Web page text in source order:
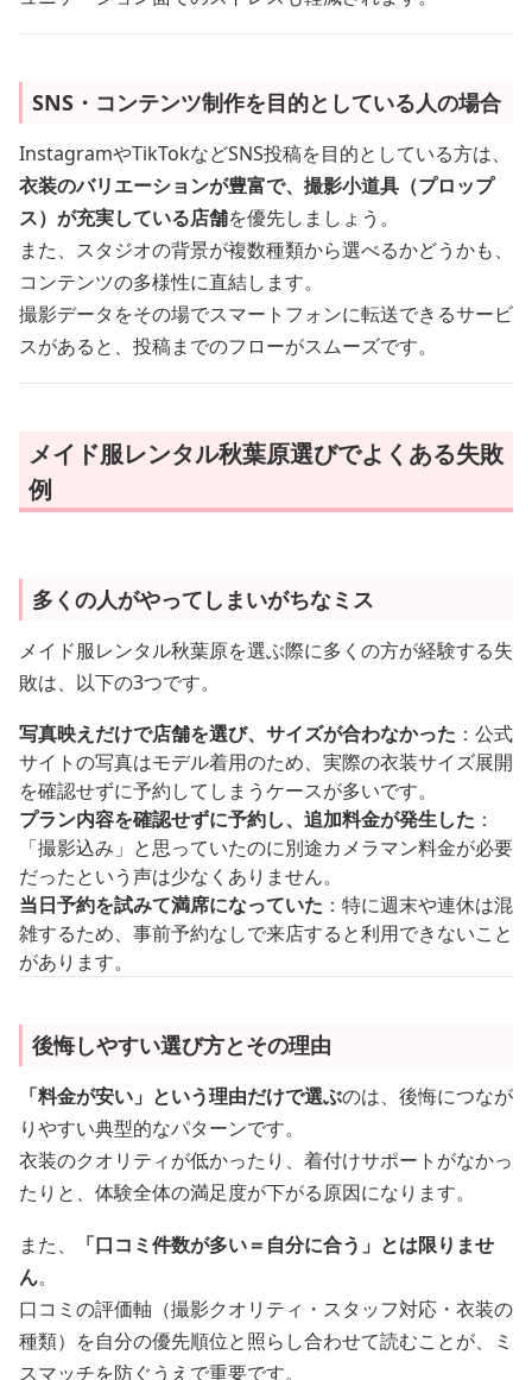
SNS・コンテンツ制作を目的としている人の場合
InstagramやTikTokなどSNS投稿を目的としている方は、
衣装のバリエーションが豊富で、撮影小道具（プロップ
ス）が充実している店舗を優先しましょう。
また、スタジオの背景が複数種類から選べるかどうかも、
コンテンツの多様性に直結します。
撮影データをその場でスマートフォンに転送できるサービ
スがあると、投稿までのフローがスムーズです。
メイド服レンタル秋葉原選びでよくある失敗
例
多くの人がやってしまいがちなミス
メイド服レンタル秋葉原を選ぶ際に多くの方が経験する失
敗は、以下の3つです。
写真映えだけで店舗を選び、サイズが合わなかった ：公式
サイトの写真はモデル着用のため、実際の衣装サイズ展開
を確認せずに予約してしまうケースが多いです。
プラン内容を確認せずに予約し、追加料金が発生した ：
「撮影込み」と思っていたのに別途カメラマン料金が必要
だったという声は少なくありません。
当日予約を試みて満席になっていた ：特に週末や連休は混
雑するため、事前予約なしで来店すると利用できないこと
があります。
後悔しやすい選び方とその理由
「料金が安い」という理由だけで選ぶのは、後悔につなが
りやすい典型的なパターンです。
衣装のクオリティが低かったり、着付けサポートがなかっ
たりと、体験全体の満足度が下がる原因になります。
また、
「口コミ件数が多い＝自分に合う」とは限りませ
ん。
口コミの評価軸（撮影クオリティ・スタッフ対応・衣装の
種類）を自分の優先順位と照らし合わせて読むことが、ミ
スマッチを防ぐうえで重要です。